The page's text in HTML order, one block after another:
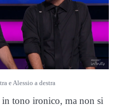
e Alessio a destra
in tono ironico, ma non si